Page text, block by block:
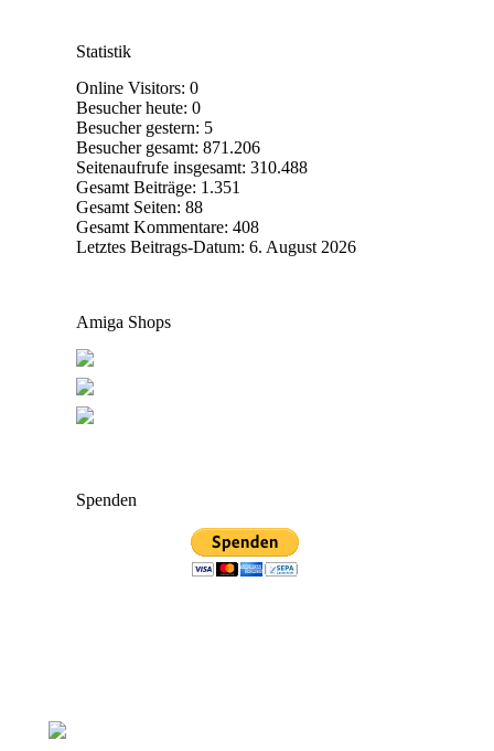
Statistik
Online Visitors: 0
Besucher heute: 0
Besucher gestern: 5
Besucher gesamt: 871.206
Seitenaufrufe insgesamt: 310.488
Gesamt Beiträge: 1.351
Gesamt Seiten: 88
Gesamt Kommentare: 408
Letztes Beitrags-Datum: 6. August 2026
Amiga Shops
Spenden